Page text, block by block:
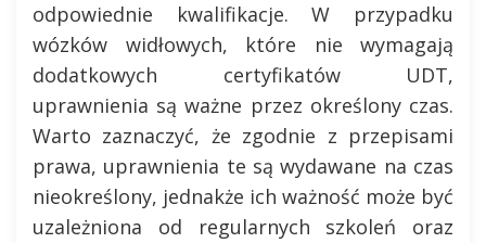
odpowiednie kwalifikacje. W przypadku
wózków widłowych, które nie wymagają
dodatkowych certyfikatów UDT,
uprawnienia są ważne przez określony czas.
Warto zaznaczyć, że zgodnie z przepisami
prawa, uprawnienia te są wydawane na czas
nieokreślony, jednakże ich ważność może być
uzależniona od regularnych szkoleń oraz